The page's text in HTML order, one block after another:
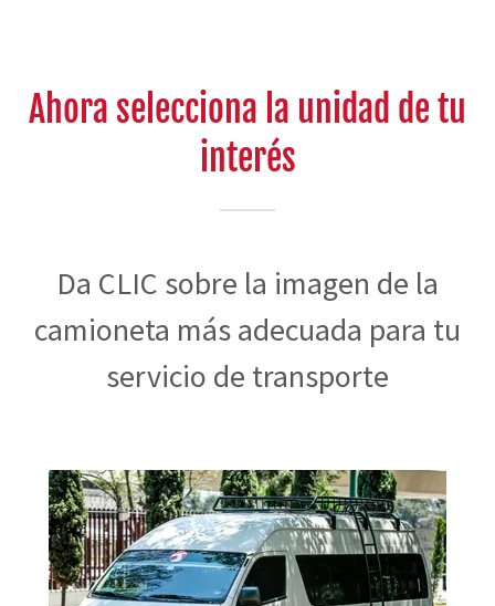
Ahora selecciona la unidad de tu
interés
Da CLIC sobre la imagen de la
camioneta más adecuada para tu
servicio de transporte